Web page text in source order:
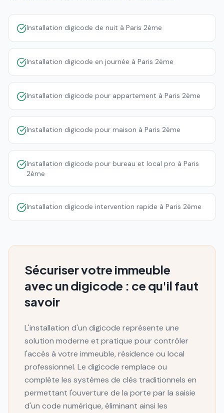
Installation digicode de nuit à Paris 2ème
Installation digicode en journée à Paris 2ème
Installation digicode pour appartement à Paris 2ème
Installation digicode pour maison à Paris 2ème
Installation digicode pour bureau et local pro à Paris
2ème
Installation digicode intervention rapide à Paris 2ème
Sécuriser votre immeuble
avec un digicode : ce qu'il faut
savoir
L'installation d'un digicode représente une
solution moderne et pratique pour contrôler
l'accès à votre immeuble, résidence ou local
professionnel. Le digicode remplace ou
complète les systèmes de clés traditionnels en
permettant l'ouverture de la porte par la saisie
d'un code numérique, éliminant ainsi les